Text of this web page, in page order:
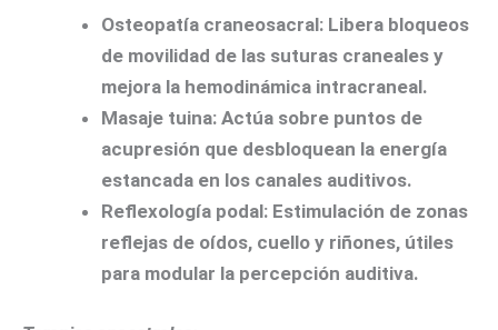
Osteopatía craneosacral: Libera bloqueos
de movilidad de las suturas craneales y
mejora la hemodinámica intracraneal.
Masaje tuina: Actúa sobre puntos de
acupresión que desbloquean la energía
estancada en los canales auditivos.
Reflexología podal: Estimulación de zonas
reflejas de oídos, cuello y riñones, útiles
para modular la percepción auditiva.